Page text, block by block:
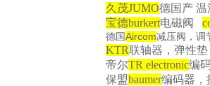
久茂JUMO德国产
宝德burkert电磁阀
德国 Aircom减压阀，调
KTR联轴器，弹性垫
帝尔TR electronic编
保盟baumer编码器，